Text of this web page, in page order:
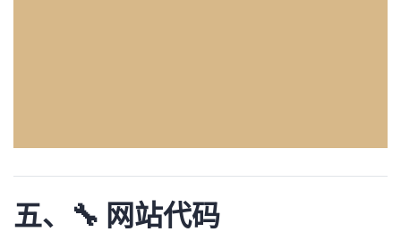
五、🔧 网站代码